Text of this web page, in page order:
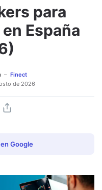
imagen Comentar
para
España
Finect
de 2026
Google